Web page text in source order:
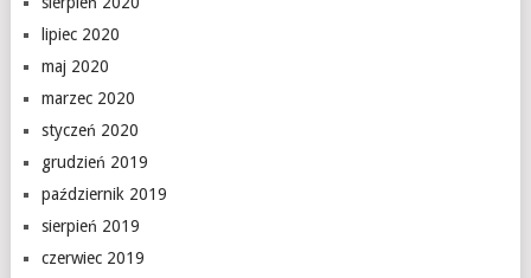
lipiec 2020
maj 2020
marzec 2020
styczeń 2020
grudzień 2019
październik 2019
sierpień 2019
czerwiec 2019